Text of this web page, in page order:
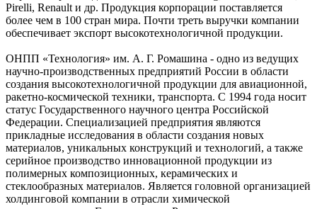
Pirelli, Renault и др. Продукция корпорации поставляется
более чем в 100 стран мира. Почти треть выручки компании
обеспечивает экспорт высокотехнологичной продукции.
ОНПП «Технология» им. А. Г. Ромашина - одно из ведущих
научно-производственных предприятий России в области
создания высокотехнологичной продукции для авиационной,
ракетно-космической техники, транспорта. С 1994 года носит
статус Государственного научного центра Российской
Федерации. Специализацией предприятия являются
прикладные исследования в области создания новых
материалов, уникальных конструкций и технологий, а также
серийное производство инновационной продукции из
полимерных композиционных, керамических и
стеклообразных материалов. Является головной организацией
холдинговой компании в отрасли химической